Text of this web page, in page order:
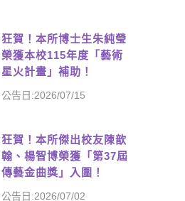
狂賀！本所博士生朱純瑩
榮獲本校115年度「藝術
星火計畫」補助！
公告日:2026/07/15
狂賀！本所傑出校友陳歆
翰、楊智博榮獲「第37屆
傳藝金曲獎」入圍！
公告日:2026/07/02